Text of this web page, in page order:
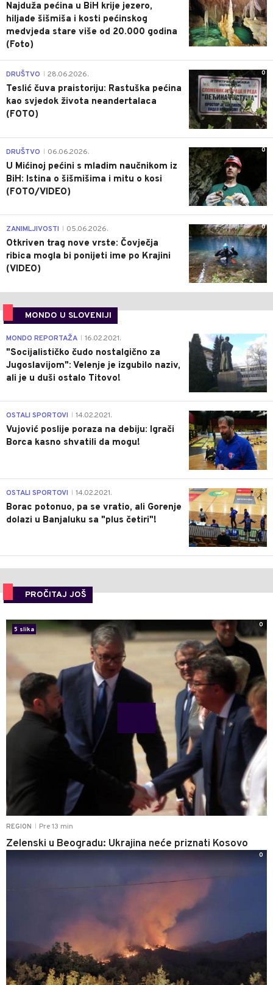
Najduža pećina u BiH krije jezero,
hiljade šišmiša i kosti pećinskog
medvjeda stare više od 20.000 godina
(Foto)
0
DRUŠTVO 28.06.2026.
Teslić čuva praistoriju: Rastuška pećina
kao svjedok života neandertalaca
(FOTO)
0
DRUŠTVO 06.06.2026.
U Mićinoj pećini s mladim naučnikom iz
BiH: Istina o šišmišima i mitu o kosi
(FOTO/VIDEO)
0
ZANIMLJIVOSTI 05.06.2026.
Otkriven trag nove vrste: Čovječja
ribica mogla bi ponijeti ime po Krajini
(VIDEO)
MONDO U SLOVENIJI
4
MONDO REPORTAŽA 16.02.2021.
"Socijalističko čudo nostalgično za
Jugoslavijom": Velenje je izgubilo naziv,
ali je u duši ostalo Titovo!
1
OSTALI SPORTOVI 14.02.2021.
Vujović poslije poraza na debiju: Igrači
Borca kasno shvatili da mogu!
3
OSTALI SPORTOVI 14.02.2021.
Borac potonuo, pa se vratio, ali Gorenje
dolazi u Banjaluku sa "plus četiri"!
PROČITAJ JOŠ
REGION Pre 13 min
Zelenski u Beogradu: Ukrajina neće priznati Kosovo
5 slika
0
0